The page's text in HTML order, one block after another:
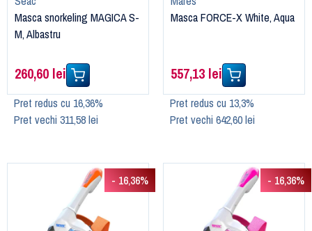
Masca snorkeling MAGICA S-
M, Albastru
260,60 lei
Pret redus cu 16,36%
Pret vechi 311,58 lei
Masca FORCE-X White, Aqua
557,13 lei
Pret redus cu 13,3%
Pret vechi 642,60 lei
- 16,36% - 16,36%